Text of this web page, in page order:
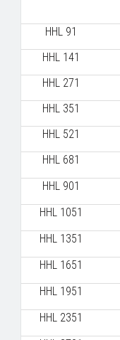
HHL 91
HHL 141
HHL 271
HHL 351
HHL 521
HHL 681
HHL 901
HHL 1051
HHL 1351
HHL 1651
HHL 1951
HHL 2351